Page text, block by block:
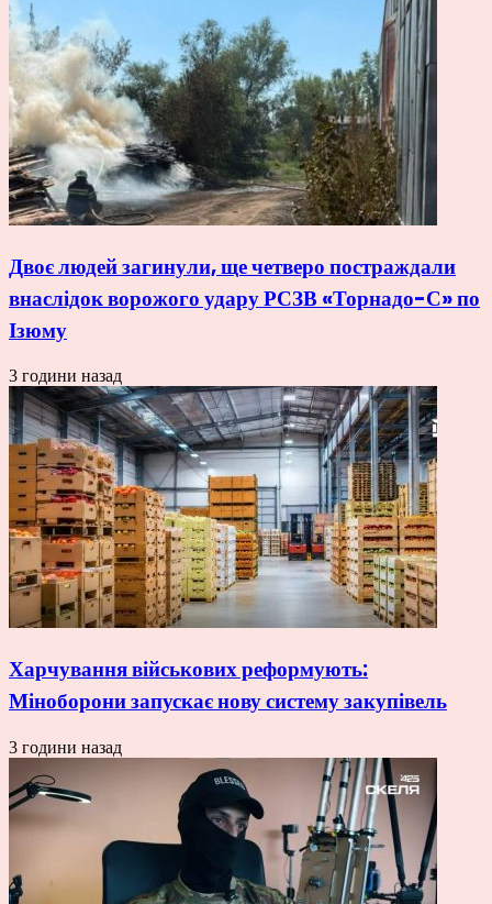
Двоє людей загинули, ще четверо постраждали
внаслідок ворожого удару РСЗВ «Торнадо-С» по
Ізюму
3 години назад
Харчування військових реформують:
Міноборони запускає нову систему закупівель
3 години назад